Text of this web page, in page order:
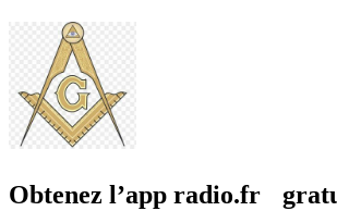
Obtenez l’app radio.fr